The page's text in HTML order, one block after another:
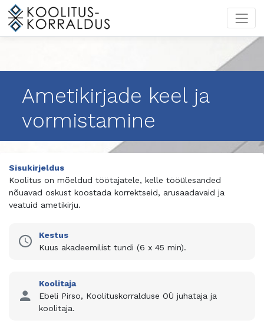
Ametikirjade keel ja
vormistamine
Sisukirjeldus
Koolitus on mõeldud töötajatele, kelle tööülesanded
nõuavad oskust koostada korrektseid, arusaadavaid ja
veatuid ametikirju.
Kestus
Kuus akadeemilist tundi (6 x 45 min).
Koolitaja
Ebeli Pirso, Koolituskorralduse OÜ juhataja ja
koolitaja.